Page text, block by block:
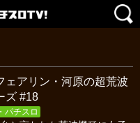
ェアリン・河原の超荒波
ズ #18
パチスロ